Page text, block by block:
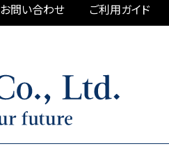
お問い合わせ ご利用ガイド